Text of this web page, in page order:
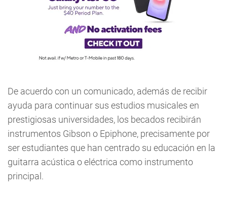
De acuerdo con un comunicado, además de recibir
ayuda para continuar sus estudios musicales en
prestigiosas universidades, los becados recibirán
instrumentos Gibson o Epiphone, precisamente por
ser estudiantes que han centrado su educación en la
guitarra acústica o eléctrica como instrumento
principal.